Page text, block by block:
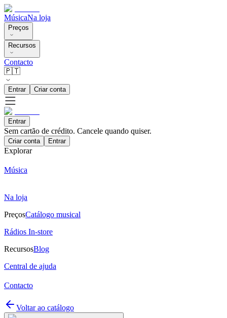
MúsicaNa loja
Preços
Recursos
Contacto
🇵🇹
Entrar Criar conta
Entrar
Sem cartão de crédito. Cancele quando quiser.
Criar conta Entrar
Explorar
Música
Na loja
PreçosCatálogo musical
Rádios In-store
RecursosBlog
Central de ajuda
Contacto
Voltar ao catálogo